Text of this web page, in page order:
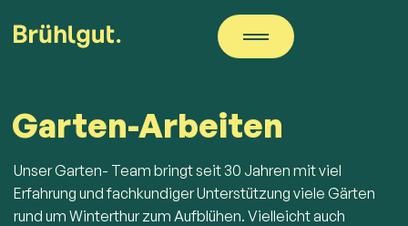
Garten-Arbeiten
Unser Garten- Team bringt seit 30 Jahren mit viel
Erfahrung und fachkundiger Unterstützung viele Gärten
rund um Winterthur zum Aufblühen. Vielleicht auch